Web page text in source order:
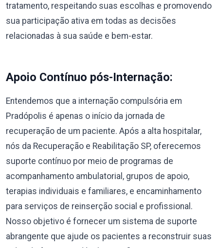
tratamento, respeitando suas escolhas e promovendo
sua participação ativa em todas as decisões
relacionadas à sua saúde e bem-estar.
Apoio Contínuo pós-Internação:
Entendemos que a internação compulsória em
Pradópolis é apenas o início da jornada de
recuperação de um paciente. Após a alta hospitalar,
nós da Recuperação e Reabilitação SP, oferecemos
suporte contínuo por meio de programas de
acompanhamento ambulatorial, grupos de apoio,
terapias individuais e familiares, e encaminhamento
para serviços de reinserção social e profissional.
Nosso objetivo é fornecer um sistema de suporte
abrangente que ajude os pacientes a reconstruir suas